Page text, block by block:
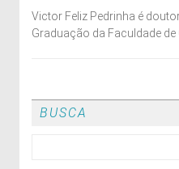
Victor Feliz Pedrinha é
Graduação da Faculdade
BUSCA